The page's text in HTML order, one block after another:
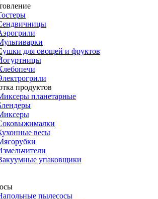
для овощей и фруктов
продуктов
планетарные
весы
упаковщики
пылесосы